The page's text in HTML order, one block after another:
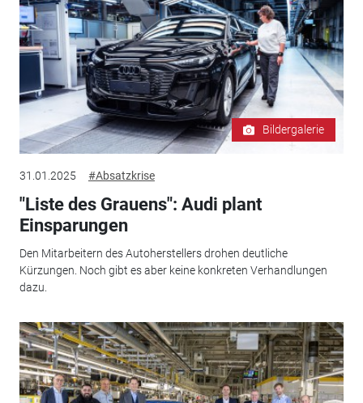
Bildergalerie
31.01.2025 #Absatzkrise
"Liste des Grauens": Audi plant
Einsparungen
Den Mitarbeitern des Autoherstellers drohen deutliche
Kürzungen. Noch gibt es aber keine konkreten Verhandlungen
dazu.